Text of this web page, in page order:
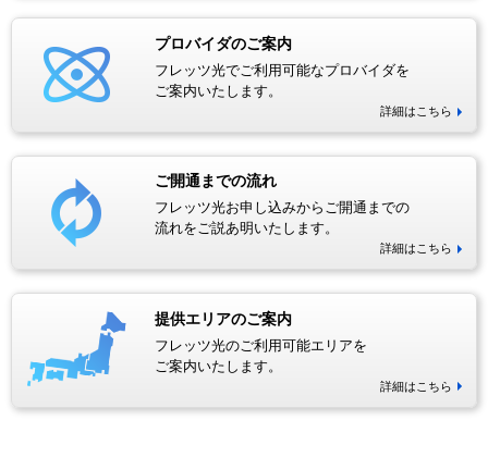
プロバイダのご案内
フレッツ光でご利用可能なプロバイダを
ご案内いたします。
詳細はこちら
ご開通までの流れ
フレッツ光お申し込みからご開通までの
流れをご説あ明いたします。
詳細はこちら
提供エリアのご案内
フレッツ光のご利用可能エリアを
ご案内いたします。
詳細はこちら